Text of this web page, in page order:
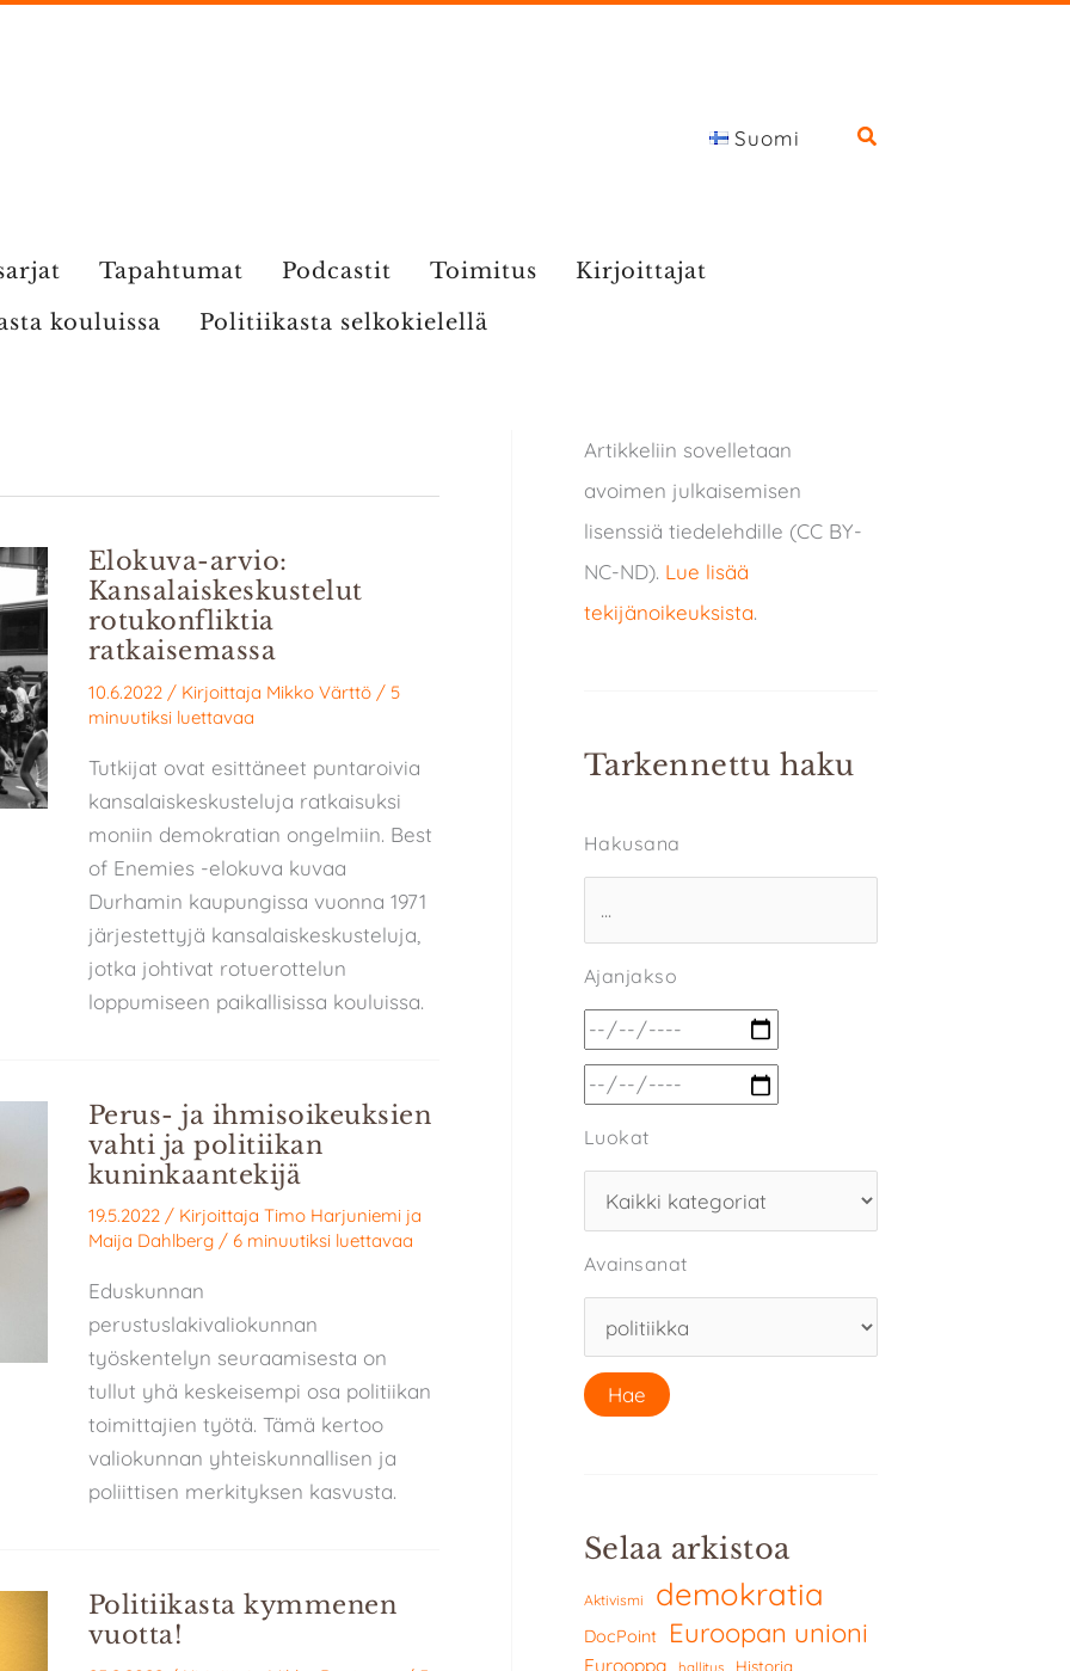
Suomi
Tapahtumat Podcastit Toimitus
Kirjoittajat
kouluissa
Politiikasta selkokielellä
Elokuva-arvio:
Kansalaiskeskustelut
rotukonfliktia
ratkaisemassa
10.6.2022 / Kirjoittaja Mikko Värttö/ 5
minuutiksi luettavaa
Tutkijat ovat esittäneet puntaroivia
kansalaiskeskusteluja ratkaisuksi
moniin demokratian ongelmiin. Best
of Enemies -elokuva kuvaa
Durhamin kaupungissa vuonna 1971
järjestettyjä kansalaiskeskusteluja,
jotka johtivat rotuerottelun
loppumiseen paikallisissa kouluissa.
Perus- ja ihmisoikeuksien
vahti ja politiikan
kuninkaantekijä
19.5.2022 / Kirjoittaja Timo Harjuniemija
Maija Dahlberg/ 6 minuutiksi luettavaa
Eduskunnan
perustuslakivaliokunnan
työskentelyn seuraamisesta on
tullut yhä keskeisempi osa politiikan
toimittajien työtä. Tämä kertoo
valiokunnan yhteiskunnallisen ja
poliittisen merkityksen kasvusta.
Politiikasta kymmenen
vuotta!
Artikkeliin sovelletaan
avoimen julkaisemisen
lisenssiä tiedelehdille (CC BY-
NC-ND). Lue lisää
tekijänoikeuksista.
Tarkennettu haku
Hakusana
Ajanjakso
Luokat
Avainsanat
Selaa arkistoa
Aktivismi demokratia
DocPoint Euroopan unioni
Eurooppa hallitus Historia